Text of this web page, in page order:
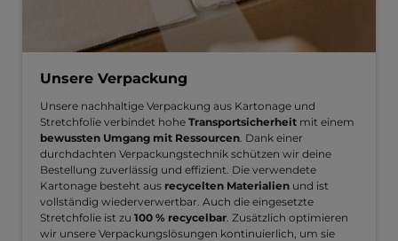
Unsere Verpackung
Unsere nachhaltige Verpackung aus Kartonage und
Stretchfolie verbindet hohe Transportsicherheit mit einem
bewussten Umgang mit Ressourcen . Dank einer
durchdachten Verpackungstechnik schützen wir deine
Bestellung zuverlässig und effizient. Die verwendete
Kartonage besteht aus recycelten Materialien und ist
vollständig wiederverwertbar. Auch die eingesetzte
Stretchfolie ist zu 100 % recycelbar . Zusätzlich optimieren
wir unsere Verpackungslösungen kontinuierlich, um sie